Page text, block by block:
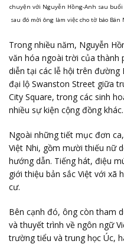
chuyện với Nguyễn Hồng-Anh sau buổi
sau đó mời ông làm việc cho tờ báo
Trong nhiều năm, Nguyễn
văn hóa ngoài trời của thành
diễn tại các lễ hội trên đường
đại lộ Swanston Street giữa
City Square, trong các sinh
nhiều sự kiện cộng đồng khác.
Ngoài những tiết mục đơn
Việt Nhi, gồm mười thiếu nữ
hướng dẫn. Tiếng hát, điệu
giới thiệu bản sắc Việt với xã
cư.
Bên cạnh đó, ông còn tham
và thuyết trình về ngôn ngữ
trường tiểu và trung học Úc,